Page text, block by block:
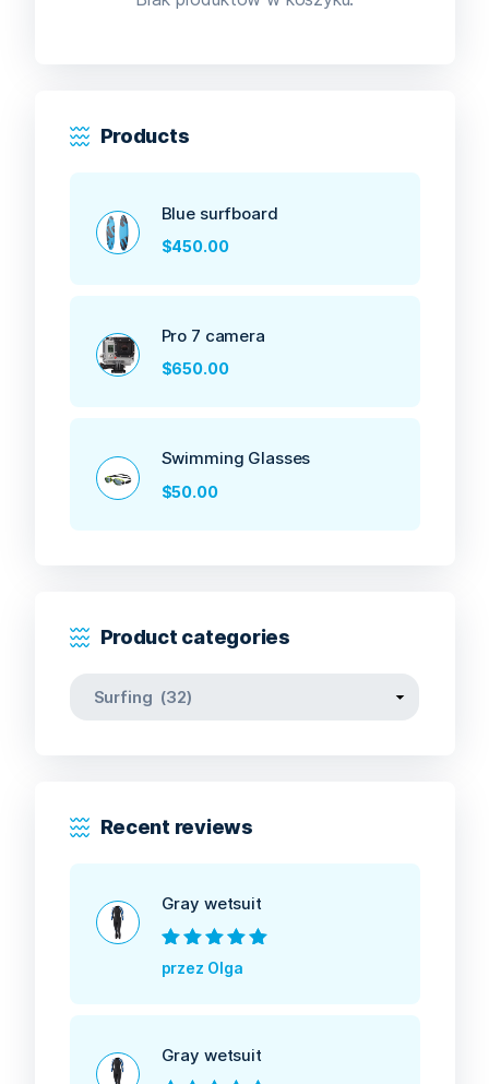
Products
Blue surfboard
$450.00
Pro 7 camera
$650.00
Swimming Glasses
$50.00
Product categories
Recent reviews
Gray wetsuit
Oceniono5
5
przez Olga
Gray wetsuit